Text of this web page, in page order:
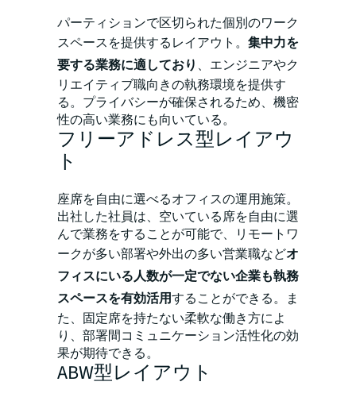
パーティションで区切られた個別のワーク
スペースを提供するレイアウト。 集中力を
要する業務に適しており 、エンジニアやク
リエイティブ職向きの執務環境を提供す
る。プライバシーが確保されるため、機密
性の高い業務にも向いている。
フリーアドレス型レイアウ
ト
座席を自由に選べるオフィスの運用施策。
出社した社員は、空いている席を自由に選
んで業務をすることが可能で、リモートワ
ークが多い部署や外出の多い営業職などオ
フィスにいる人数が一定でない企業も執務
スペースを有効活用することができる。ま
た、固定席を持たない柔軟な働き方によ
り、部署間コミュニケーション活性化の効
果が期待できる。
ABW型レイアウト